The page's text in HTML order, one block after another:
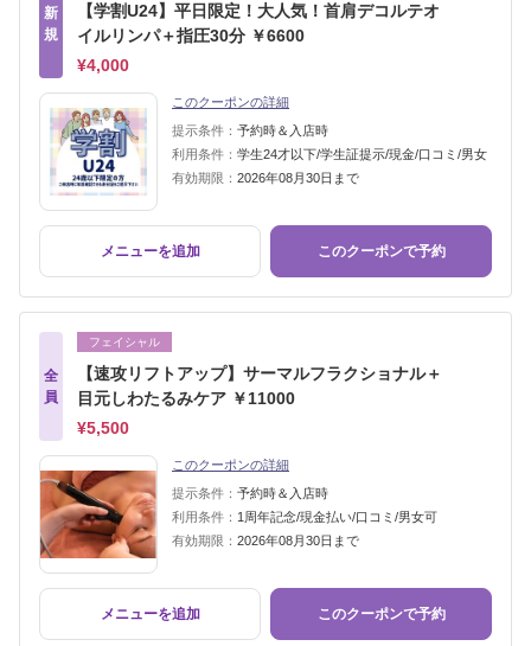
新
規
【学割U24】平日限定！大人気！首肩デコルテオ
イルリンパ＋指圧30分 ￥6600
¥4,000
このクーポンの詳細
提示条件： 予約時＆入店時
利用条件： 学生24才以下/学生証提示/現金/口コミ/男女
有効期限： 2026年08月30日まで
メニューを追加 このクーポンで予約
全
員
フェイシャル
【速攻リフトアップ】サーマルフラクショナル＋
目元しわたるみケア ￥11000
¥5,500
このクーポンの詳細
提示条件： 予約時＆入店時
利用条件： 1周年記念/現金払い/口コミ/男女可
有効期限： 2026年08月30日まで
メニューを追加 このクーポンで予約